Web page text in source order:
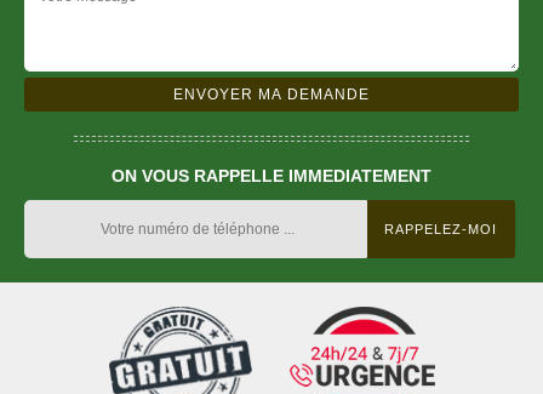
ON VOUS RAPPELLE IMMEDIATEMENT